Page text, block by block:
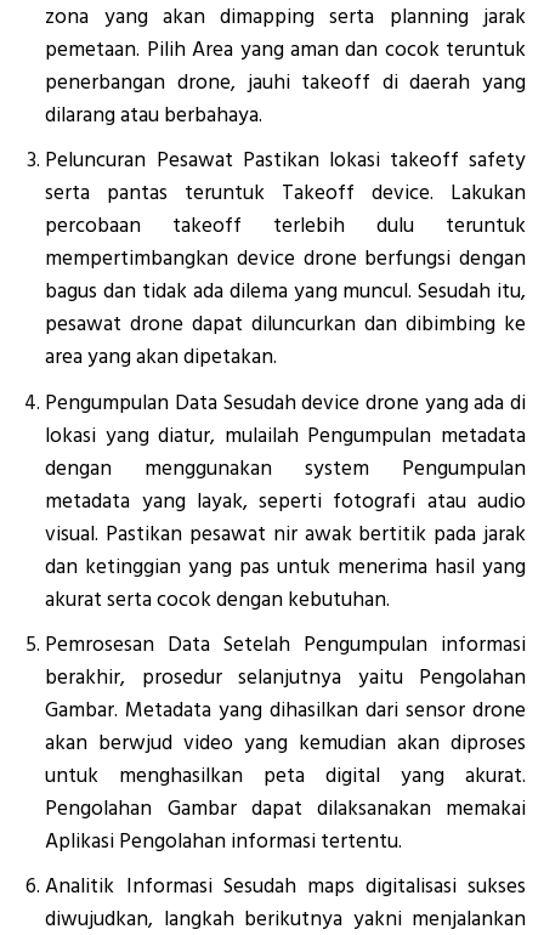
zona yang akan dimapping serta planning jarak
pemetaan. Pilih Area yang aman dan cocok teruntuk
penerbangan drone, jauhi takeoff di daerah yang
dilarang atau berbahaya.
Peluncuran Pesawat Pastikan lokasi takeoff safety
serta pantas teruntuk Takeoff device. Lakukan
percobaan takeoff terlebih dulu teruntuk
mempertimbangkan device drone berfungsi dengan
bagus dan tidak ada dilema yang muncul. Sesudah itu,
pesawat drone dapat diluncurkan dan dibimbing ke
area yang akan dipetakan.
Pengumpulan Data Sesudah device drone yang ada di
lokasi yang diatur, mulailah Pengumpulan metadata
dengan menggunakan system Pengumpulan
metadata yang layak, seperti fotografi atau audio
visual. Pastikan pesawat nir awak bertitik pada jarak
dan ketinggian yang pas untuk menerima hasil yang
akurat serta cocok dengan kebutuhan.
Pemrosesan Data Setelah Pengumpulan informasi
berakhir, prosedur selanjutnya yaitu Pengolahan
Gambar. Metadata yang dihasilkan dari sensor drone
akan berwjud video yang kemudian akan diproses
untuk menghasilkan peta digital yang akurat.
Pengolahan Gambar dapat dilaksanakan memakai
Aplikasi Pengolahan informasi tertentu.
Analitik Informasi Sesudah maps digitalisasi sukses
diwujudkan, langkah berikutnya yakni menjalankan